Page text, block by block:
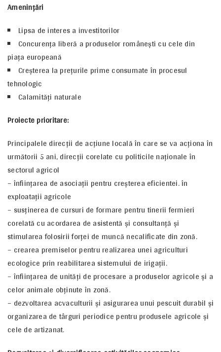
Ameninţări
Lipsa de interes a investitorilor
Concurenţa liberă a produselor româneşti cu cele din
piaţa europeană
Creşterea la preţurile prime consumate în procesul
tehnologic
Calamităţi naturale
Proiecte prioritare:
Principalele direcţii de acţiune locală în care se va acţiona în
următorii 5 ani, direcţii corelate cu politicile naţionale în
sectorul agricol
– înfiinţarea de asociaţii pentru creşterea eficientei. în
exploataţii agricole
– susţinerea de cursuri de formare pentru tinerii fermieri
corelată cu acordarea de asistentă şi consultanţă şi
stimularea folosirii forţei de muncă necalificate din zonă.
– crearea premiselor pentru realizarea unei agriculturi
ecologice prin reabilitarea sistemului de irigaţii.
– înfiinţarea de unităţi de procesare a produselor agricole şi a
celor animale obţinute în zonă.
– dezvoltarea acvaculturii şi asigurarea unui pescuit durabil şi
organizarea de târguri periodice pentru produsele agricole şi
cele de artizanat.